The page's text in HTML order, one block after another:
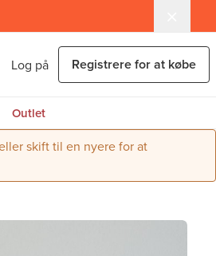
Log på Registrere for at købe
Outlet
skift til en nyere for at